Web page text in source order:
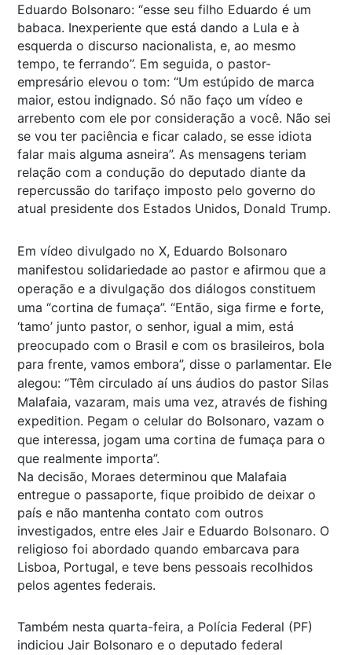
Eduardo Bolsonaro: “esse seu filho Eduardo é um
babaca. Inexperiente que está dando a Lula e à
esquerda o discurso nacionalista, e, ao mesmo
tempo, te ferrando”. Em seguida, o pastor-
empresário elevou o tom: “Um estúpido de marca
maior, estou indignado. Só não faço um vídeo e
arrebento com ele por consideração a você. Não sei
se vou ter paciência e ficar calado, se esse idiota
falar mais alguma asneira”. As mensagens teriam
relação com a condução do deputado diante da
repercussão do tarifaço imposto pelo governo do
atual presidente dos Estados Unidos, Donald Trump.
Em vídeo divulgado no X, Eduardo Bolsonaro
manifestou solidariedade ao pastor e afirmou que a
operação e a divulgação dos diálogos constituem
uma “cortina de fumaça”. “Então, siga firme e forte,
‘tamo’ junto pastor, o senhor, igual a mim, está
preocupado com o Brasil e com os brasileiros, bola
para frente, vamos embora”, disse o parlamentar. Ele
alegou: “Têm circulado aí uns áudios do pastor Silas
Malafaia, vazaram, mais uma vez, através de fishing
expedition. Pegam o celular do Bolsonaro, vazam o
que interessa, jogam uma cortina de fumaça para o
que realmente importa”.
Na decisão, Moraes determinou que Malafaia
entregue o passaporte, fique proibido de deixar o
país e não mantenha contato com outros
investigados, entre eles Jair e Eduardo Bolsonaro. O
religioso foi abordado quando embarcava para
Lisboa, Portugal, e teve bens pessoais recolhidos
pelos agentes federais.
Também nesta quarta-feira, a Polícia Federal (PF)
indiciou Jair Bolsonaro e o deputado federal